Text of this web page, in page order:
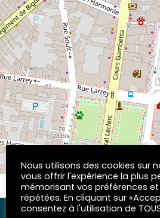
Nous utilisons des cookies sur
vous offrir l'expérience la plus
mémorisant vos préférences et
répétées. En cliquant sur
consentez à l'utilisation de